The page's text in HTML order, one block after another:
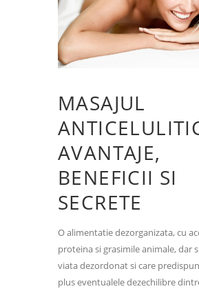
MASAJUL
AVANTAJE,
BENEFICII SI
SECRETE
O alimentatie dezorganizata, cu
proteina si grasimile animale, dar
viata dezordonat si care
plus eventualele dezechilibre